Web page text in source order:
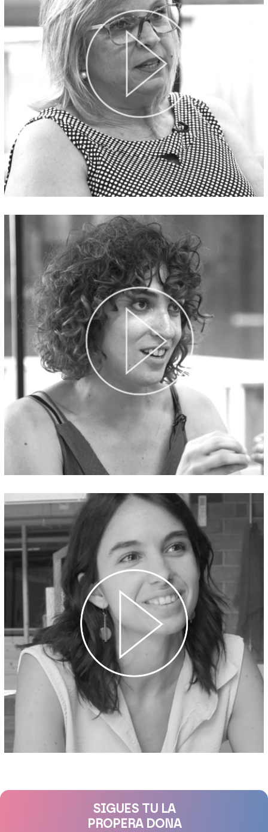
SIGUES TU LA
PROPERA DONA